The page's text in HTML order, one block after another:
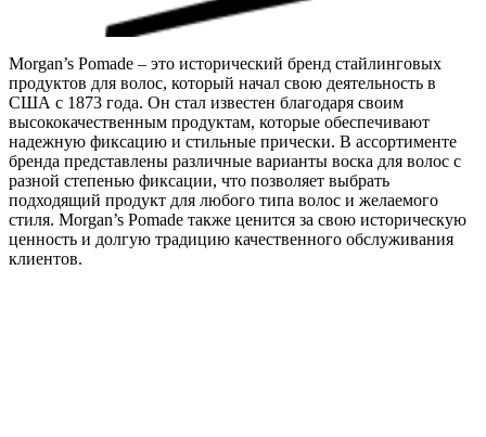
Morgan’s Pomade – это исторический бренд стайлинговых
продуктов для волос, который начал свою деятельность в
США с 1873 года. Он стал известен благодаря своим
высококачественным продуктам, которые обеспечивают
надежную фиксацию и стильные прически. В ассортименте
бренда представлены различные варианты воска для волос с
разной степенью фиксации, что позволяет выбрать
подходящий продукт для любого типа волос и желаемого
стиля. Morgan’s Pomade также ценится за свою историческую
ценность и долгую традицию качественного обслуживания
клиентов.